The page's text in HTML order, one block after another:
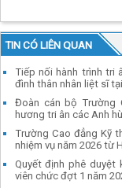
TIN CÓ LIÊN QUAN
Tiếp nối hành trình tri
đình thân nhân liệt sĩ
Đoàn cán bộ Trường
hương tri ân các Anh
Trường Cao đẳng Kỹ
nhiệm vụ năm 2026 từ
Quyết định phê duyệt
viên chức đợt 1 năm